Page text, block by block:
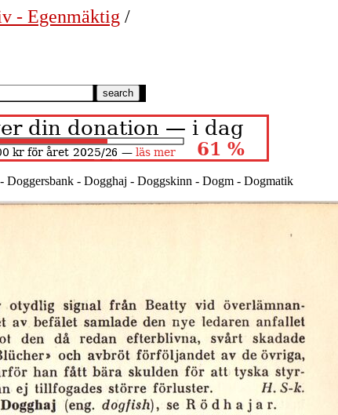
- Egenmäktig /
Doggersbank - Dogghaj - Doggskinn - Dogm - Dogmatik